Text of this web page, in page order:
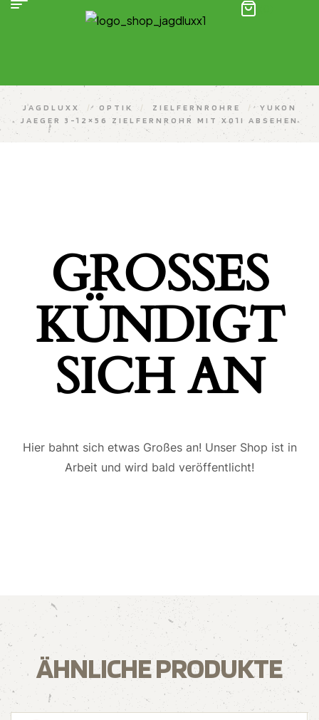
JAGDLUXX / OPTIK / ZIELFERNROHRE /
YUKON
JAEGER 3-12×56 ZIELFERNROHR MIT X01I ABSEHEN
GROSSES K
ÜNDIGT S
ICH AN
Hier bahnt sich etwas Großes an! Unser Shop ist in
Arbeit und wird bald veröffentlicht!
ÄHNLICHE PRODUKTE